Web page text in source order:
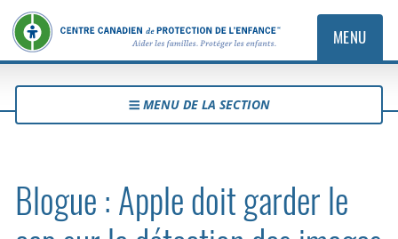
MENU
MENU DE LA SECTION
Blogue : Apple doit garder le